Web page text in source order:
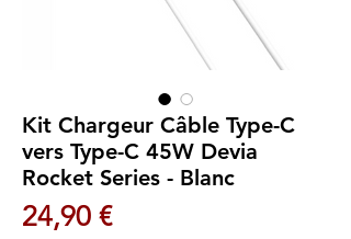
Kit Chargeur Câble Type-C
vers Type-C 45W Devia
Rocket Series - Blanc
24,90 €Prix